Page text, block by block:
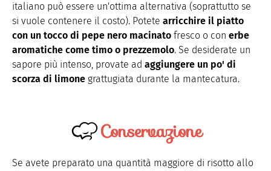
italiano può essere un'ottima alternativa (soprattutto se
si vuole contenere il costo). Potete arricchire il piatto
con un tocco di pepe nero macinato fresco o con erbe
aromatiche come timo o prezzemolo. Se desiderate un
sapore più intenso, provate ad aggiungere un po' di
scorza di limone grattugiata durante la mantecatura.
Conservazione
Se avete preparato una quantità maggiore di risotto allo